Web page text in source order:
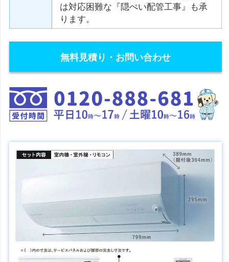
は対応困難な『隠ぺい配管工事』も承
ります。
無料見積り・お問い合わせ